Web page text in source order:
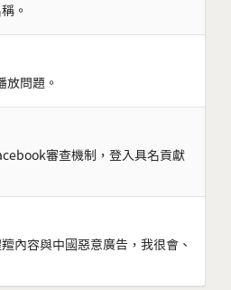
。
問題。
審查機制，登入具名貢獻
內容與中國惡意廣告，我很會、